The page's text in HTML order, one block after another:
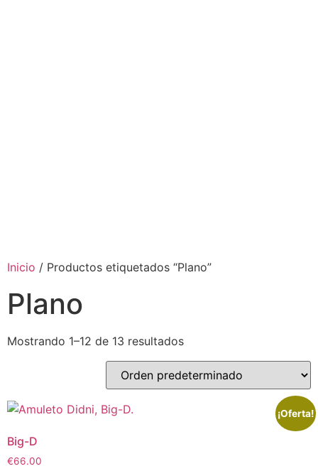
Inicio / Productos etiquetados “Plano”
Plano
Mostrando 1–12 de 13 resultados
Big-D
€66.00
¡Oferta!